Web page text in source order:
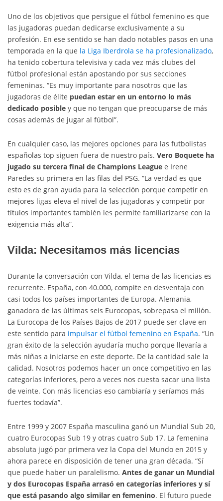
Uno de los objetivos que persigue el fútbol femenino es que
las jugadoras puedan dedicarse exclusivamente a su
profesión. En ese sentido se han dado notables pasos en una
temporada en la que la Liga Iberdrola se ha profesionalizado,
ha tenido cobertura televisiva y cada vez más clubes del
fútbol profesional están apostando por sus secciones
femeninas. “Es muy importante para nosotros que las
jugadoras de élite puedan estar en un entorno lo más
dedicado posible y que no tengan que preocuparse de más
cosas además de jugar al fútbol”.
En cualquier caso, las mejores opciones para las futbolistas
españolas top siguen fuera de nuestro país. Vero Boquete ha
jugado su tercera final de Champions League e Irene
Paredes su primera en las filas del PSG. “La verdad es que
esto es de gran ayuda para la selección porque competir en
mejores ligas eleva el nivel de las jugadoras y competir por
títulos importantes también les permite familiarizarse con la
exigencia más alta”.
Vilda: Necesitamos más licencias
Durante la conversación con Vilda, el tema de las licencias es
recurrente. España, con 40.000, compite en desventaja con
casi todos los países importantes de Europa. Alemania,
ganadora de las últimas seis Eurocopas, sobrepasa el millón.
La Eurocopa de los Países Bajos de 2017 puede ser clave en
este sentido para impulsar el fútbol femenino en España. “Un
gran éxito de la selección ayudaría mucho porque llevaría a
más niñas a iniciarse en este deporte. De la cantidad sale la
calidad. Nosotros podemos hacer un once competitivo en las
categorías inferiores, pero a veces nos cuesta sacar una lista
de veinte. Con más licencias eso cambiaría y seríamos más
fuertes todavía”.
Entre 1999 y 2007 España masculina ganó un Mundial Sub 20,
cuatro Eurocopas Sub 19 y otras cuatro Sub 17. La femenina
absoluta jugó por primera vez la Copa del Mundo en 2015 y
ahora parece en disposición de tener una gran década. “Sí
que puede haber un paralelismo. Antes de ganar un Mundial
y dos Eurocopas España arrasó en categorías inferiores y sí
que está pasando algo similar en femenino. El futuro puede